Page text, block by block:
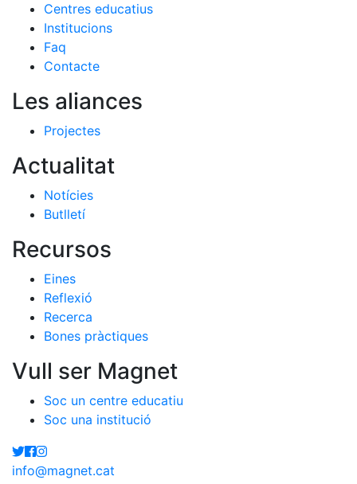
Centres educatius
Institucions
Faq
Contacte
Les aliances
Projectes
Actualitat
Notícies
Butlletí
Recursos
Eines
Reflexió
Recerca
Bones pràctiques
Vull ser Magnet
Soc un centre educatiu
Soc una institució
info@magnet.cat